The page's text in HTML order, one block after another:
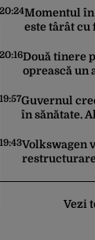
20:24Momentul
este târât
acest fel
20:16Două tinere
oprească un
Imaginile au
19:57Guvernul
în sănătate.
combaterea
19:43Volkswagen
Vezi